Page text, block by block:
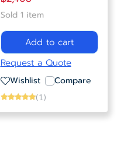
Sold 1 item
Add to cart
Request a Quote
Wishlist Compare
(1)